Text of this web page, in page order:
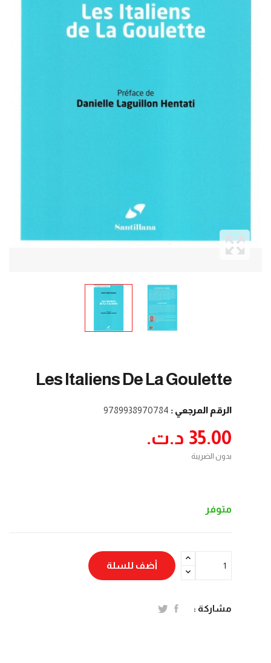
Les Italiens De La Goulette
الرقم المرجعي : 9789938970784
35.00 د.ت.‏
بدون الضريبة
متوفر
أضف للسلة
مشاركة :